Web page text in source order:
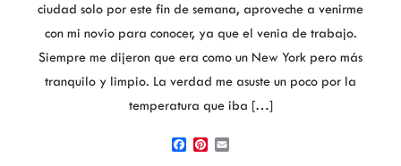
ciudad solo por este fin de semana, aproveche a venirme
con mi novio para conocer, ya que el venia de trabajo.
Siempre me dijeron que era como un New York pero más
tranquilo y limpio. La verdad me asuste un poco por la
temperatura que iba […]